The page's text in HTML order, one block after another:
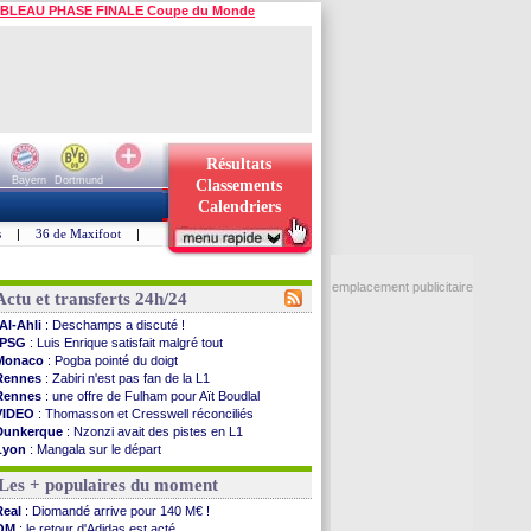
PHASE FINALE Coupe du Monde
Bayern
Dortmund
Résultats
Classements
Calendriers
| 36 de Maxifoot |
et transferts 24h/24
Al-Ahli : Deschamps a discuté !
PSG : Luis Enrique satisfait malgré tout
: Pogba pointé du doigt
: Zabiri n'est pas fan de la L1
: une offre de Fulham pour Aït Boudlal
: Thomasson et Cresswell réconciliés
: Nzonzi avait des pistes en L1
: Mangala sur le départ
: Arsenal s'incline face au Real Betis
: lourde défaite pour le PSG
City: Maresca flou pour Reijnders
: Fenerbahçe prend une belle option
+ populaires du moment
: Diomandé arrive pour 140 M€ !
emplacement publicitaire